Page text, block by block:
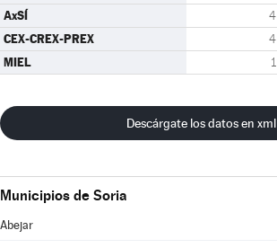
AxSÍ 4
CEX-CREX-PREX 4
MIEL 1
Descárgate los datos en xml
Municipios de Soria
Abejar